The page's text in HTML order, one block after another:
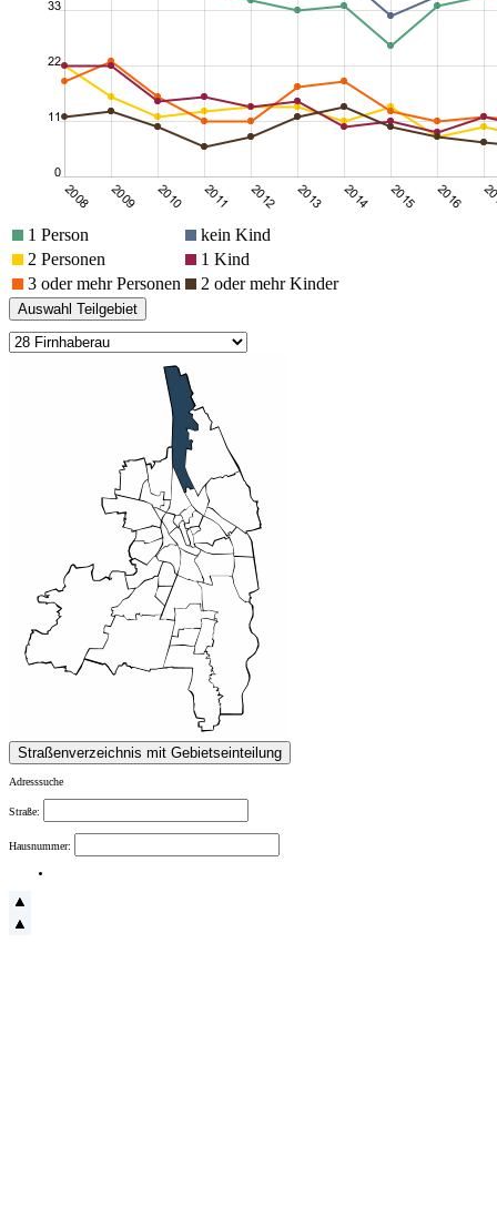
1 Person
kein Kind
2 Personen
1 Kind
3 oder mehr Personen
2 oder mehr Kinder
Adresssuche
Straße:
Hausnummer: